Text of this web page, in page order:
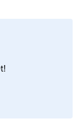
bilda